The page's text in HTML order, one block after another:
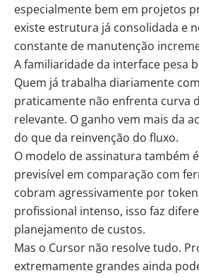
especialmente bem em projetos
existe estrutura já consolidada e
constante de manutenção
A familiaridade da interface pesa
Quem já trabalha diariamente
praticamente não enfrenta curva
relevante. O ganho vem mais da
do que da reinvenção do fluxo.
O modelo de assinatura também
previsível em comparação com
cobram agressivamente por
profissional intenso, isso faz
planejamento de custos.
Mas o Cursor não resolve tudo.
extremamente grandes ainda